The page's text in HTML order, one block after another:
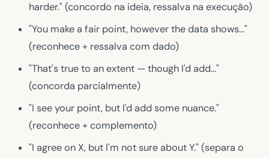
harder." (concordo na ideia, ressalva na execução)
"You make a fair point, however the data shows..."
(reconhece + ressalva com dado)
"That's true to an extent — though I'd add..."
(concorda parcialmente)
"I see your point, but I'd add some nuance."
(reconhece + complemento)
"I agree on X, but I'm not sure about Y." (separa o